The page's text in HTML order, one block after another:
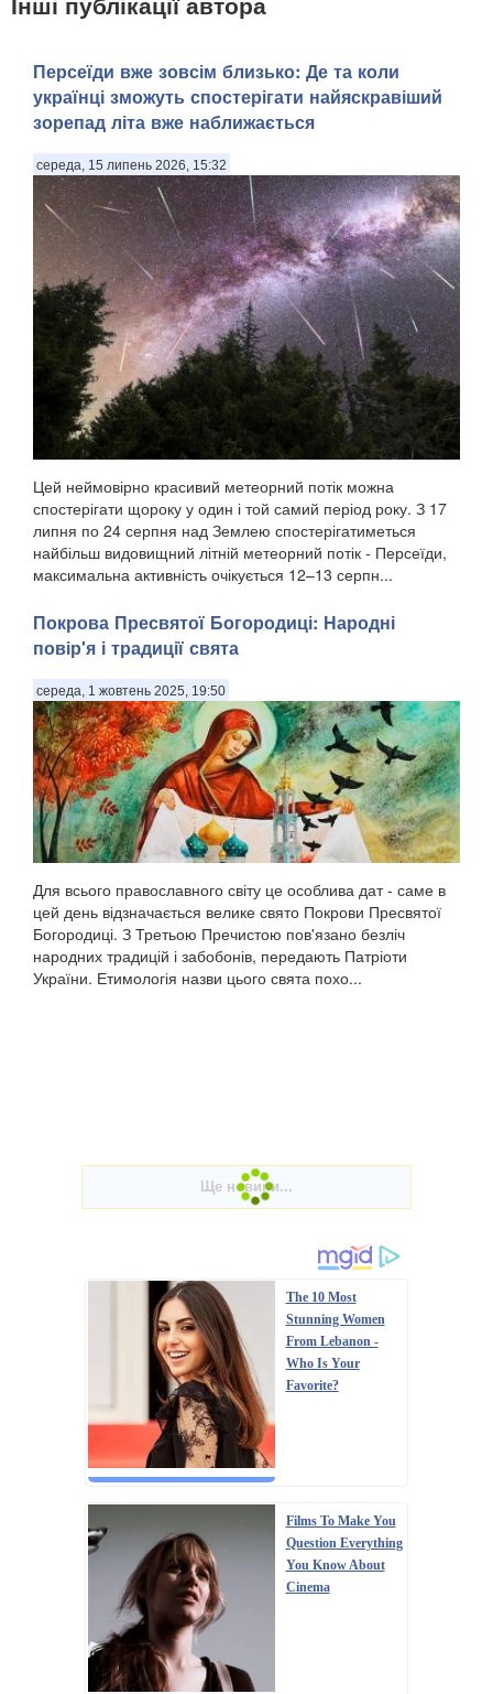
Персеїди вже зовсім близько: Де та коли
українці зможуть спостерігати найяскравіший
зорепад літа вже наближається
середа, 15 липень 2026, 15:32
Цей неймовірно красивий метеорний потік можна
спостерігати щороку у один і той самий період року. З 17
липня по 24 серпня над Землею спостерігатиметься
найбільш видовищний літній метеорний потік - Персеїди,
максимальна активність очікується 12–13 серпн...
Покрова Пресвятої Богородиці: Народні
повір'я і традиції свята
середа, 1 жовтень 2025, 19:50
Для всього православного світу це особлива дат - саме в
цей день відзначається велике свято Покрови Пресвятої
Богородиці. З Третьою Пречистою пов'язано безліч
народних традицій і забобонів, передають Патріоти
України. Етимологія назви цього свята похо...
The 10 Most
Stunning Women
From Lebanon -
Who Is Your
Favorite?
Films To Make You
Question Everything
You Know About
Cinema